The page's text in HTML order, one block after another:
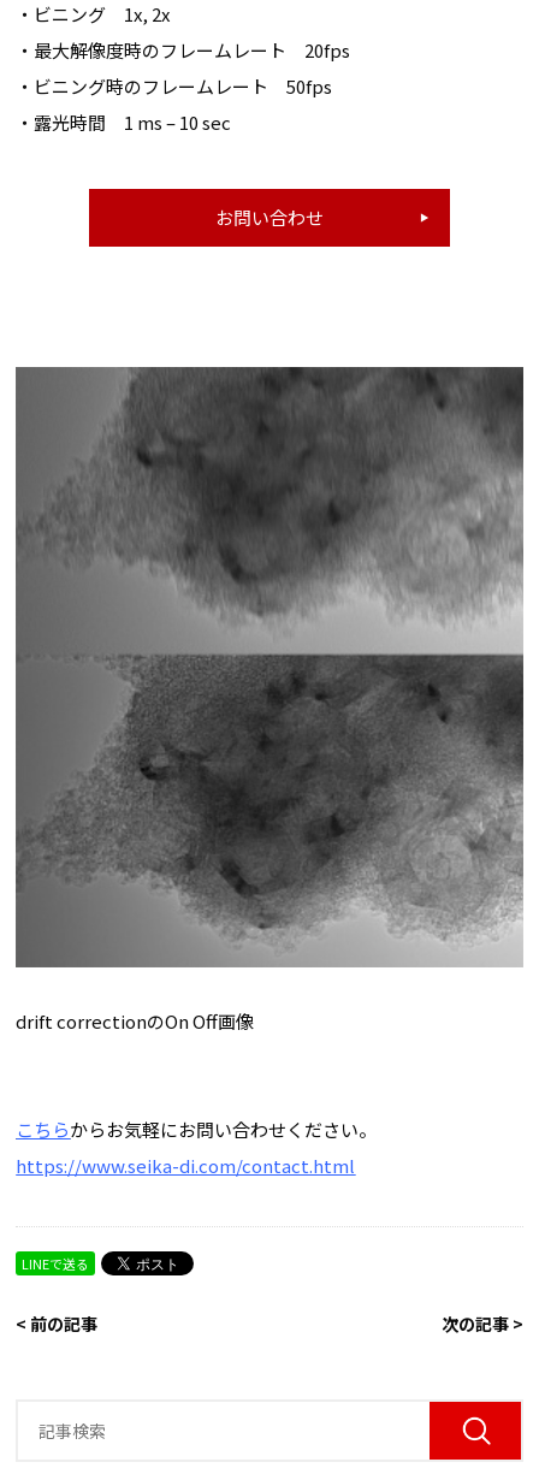
・ビニング 1x, 2x
・最大解像度時のフレームレート 20fps
・ビニング時のフレームレート 50fps
・露光時間 1 ms – 10 sec
お問い合わせ
drift correctionのOn Off画像
こちらからお気軽にお問い合わせください。
https://www.seika-di.com/contact.html
LINEで送る
< 前の記事 次の記事 >